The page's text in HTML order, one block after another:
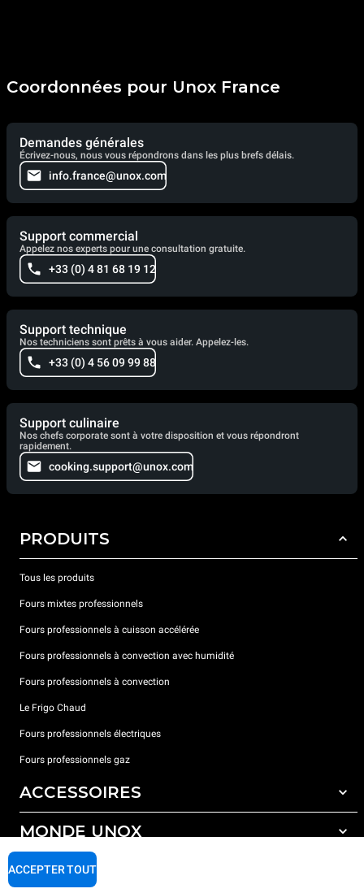
Coordonnées pour Unox France
Demandes générales
Écrivez-nous, nous vous répondrons dans les plus brefs délais.
info.france@unox.com
Support commercial
Appelez nos experts pour une consultation gratuite.
+33 (0) 4 81 68 19 12
Support technique
Nos techniciens sont prêts à vous aider. Appelez-les.
+33 (0) 4 56 09 99 88
Support culinaire
Nos chefs corporate sont à votre disposition et vous répondront
rapidement.
cooking.support@unox.com
PRODUITS
Tous les produits
Fours mixtes professionnels
Fours professionnels à cuisson accélérée
Fours professionnels à convection avec humidité
Fours professionnels à convection
Le Frigo Chaud
Fours professionnels électriques
Fours professionnels gaz
ACCESSOIRES
Tous les accessoires
Détergents pour lavage automatique
Détergents pour lavage manuel
MONDE UNOX
Nos bureaux dans le monde
SUPPORT
ACCEPTER TOUT